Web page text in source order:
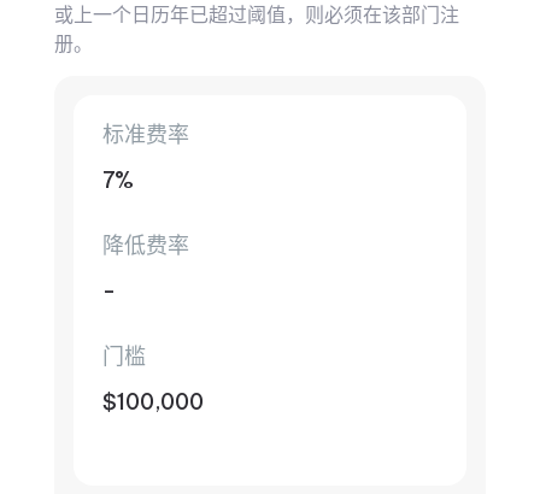
或上一个日历年已超过阈值，则必须在该部门注
册。
标准费率
7%
降低费率
-
门槛
$100,000